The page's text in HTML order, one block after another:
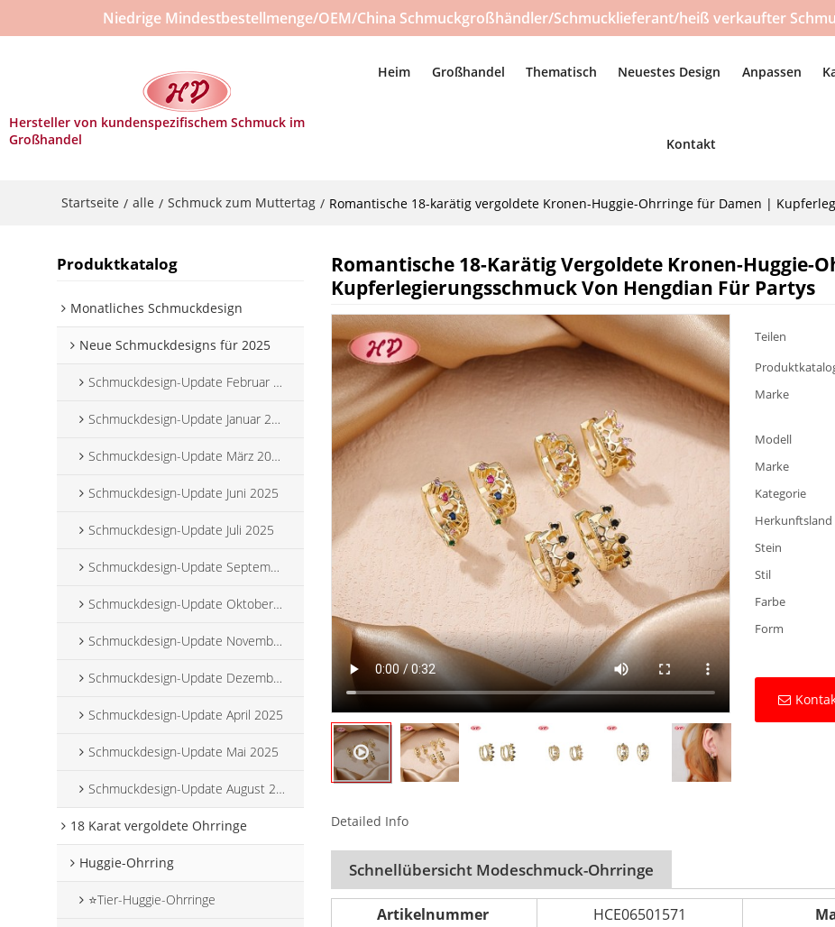
Niedrige Mindestbestellmenge/OEM/China Schmuckgroßhändler/Schmucklieferant/heiß verkaufter
Hersteller von kundenspezifischem Schmuck im
Großhandel
Heim Großhandel Thematisch Neuestes Design Anpassen
Kontakt
Startseite / alle / Schmuck zum Muttertag / Romantische 18-karätig vergoldete Kronen-Huggie-Ohrringe für Damen |
Produktkatalog
Monatliches Schmuckdesign
Neue Schmuckdesigns für 2025
Schmuckdesign-Update Februar 2025
Schmuckdesign-Update Januar 2025
Schmuckdesign-Update März 2025
Schmuckdesign-Update Juni 2025
Schmuckdesign-Update Juli 2025
Schmuckdesign-Update September 2025
Schmuckdesign-Update Oktober 2025
Schmuckdesign-Update November 2025
Schmuckdesign-Update Dezember 2025
Schmuckdesign-Update April 2025
Schmuckdesign-Update Mai 2025
Schmuckdesign-Update August 2025
18 Karat vergoldete Ohrringe
Huggie-Ohrring
⭐Tier-Huggie-Ohrringe
Romantische 18-Karätig Vergoldete Kronen-Huggie-
Kupferlegierungsschmuck Von Hengdian Für Partys
Teilen
Marke
Modell
Marke
Kategorie
Herkunftsland
Stein
Stil
Farbe
Form
Detailed Info
Schnellübersicht Modeschmuck-Ohrringe
Artikelnummer HCE06501571